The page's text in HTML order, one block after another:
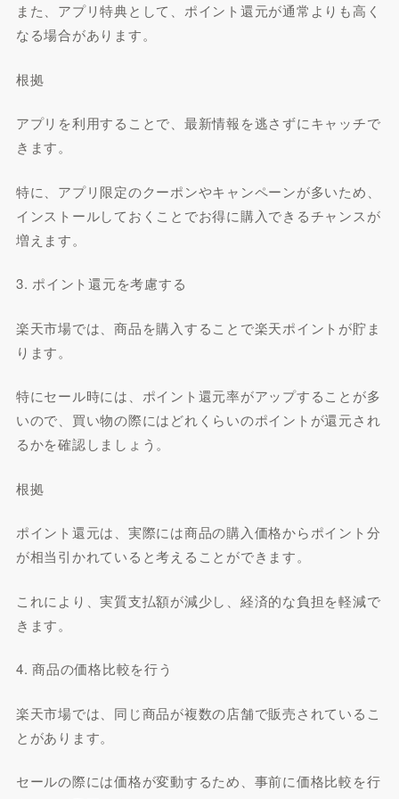
また、アプリ特典として、ポイント還元が通常よりも高く
なる場合があります。
根拠
アプリを利用することで、最新情報を逃さずにキャッチで
きます。
特に、アプリ限定のクーポンやキャンペーンが多いため、
インストールしておくことでお得に購入できるチャンスが
増えます。
3. ポイント還元を考慮する
楽天市場では、商品を購入することで楽天ポイントが貯ま
ります。
特にセール時には、ポイント還元率がアップすることが多
いので、買い物の際にはどれくらいのポイントが還元され
るかを確認しましょう。
根拠
ポイント還元は、実際には商品の購入価格からポイント分
が相当引かれていると考えることができます。
これにより、実質支払額が減少し、経済的な負担を軽減で
きます。
4. 商品の価格比較を行う
楽天市場では、同じ商品が複数の店舗で販売されているこ
とがあります。
セールの際には価格が変動するため、事前に価格比較を行